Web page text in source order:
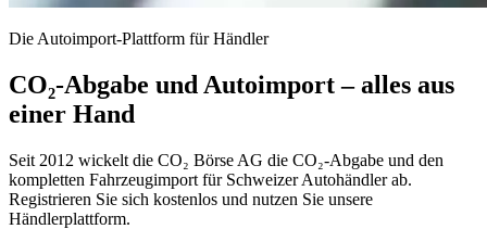
Die Autoimport-Plattform für Händler
CO₂-Abgabe und Autoimport – alles aus
einer Hand
Seit 2012 wickelt die CO₂ Börse AG die CO₂-Abgabe und den
kompletten Fahrzeugimport für Schweizer Autohändler ab.
Registrieren Sie sich kostenlos und nutzen Sie unsere
Händlerplattform.